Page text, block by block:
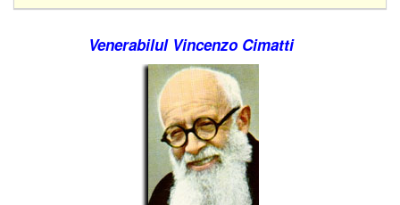
Venerabilul Vincenzo Cimatti